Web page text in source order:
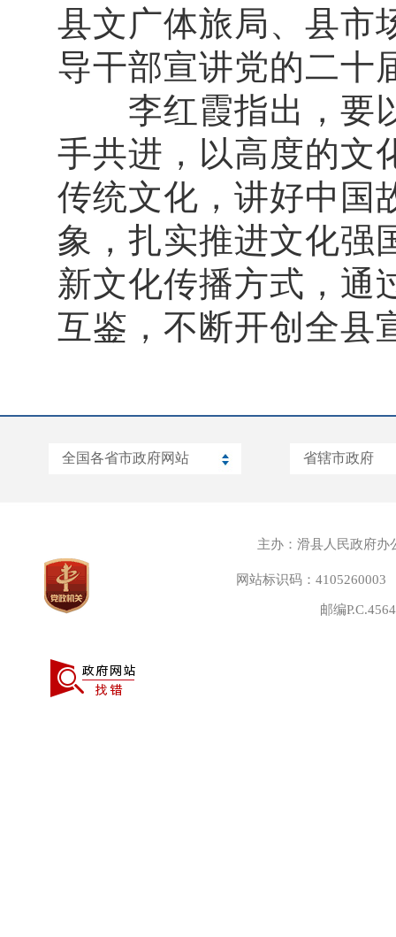
县文广体旅局、县市
导干部宣讲党的二十
李红霞指出，要以
手共进，以高度的文
传统文化，讲好中国
象，扎实推进文化强
新文化传播方式，通
互鉴，不断开创全县
主办：滑县人民政府办
网站标识码：4105260003
邮编